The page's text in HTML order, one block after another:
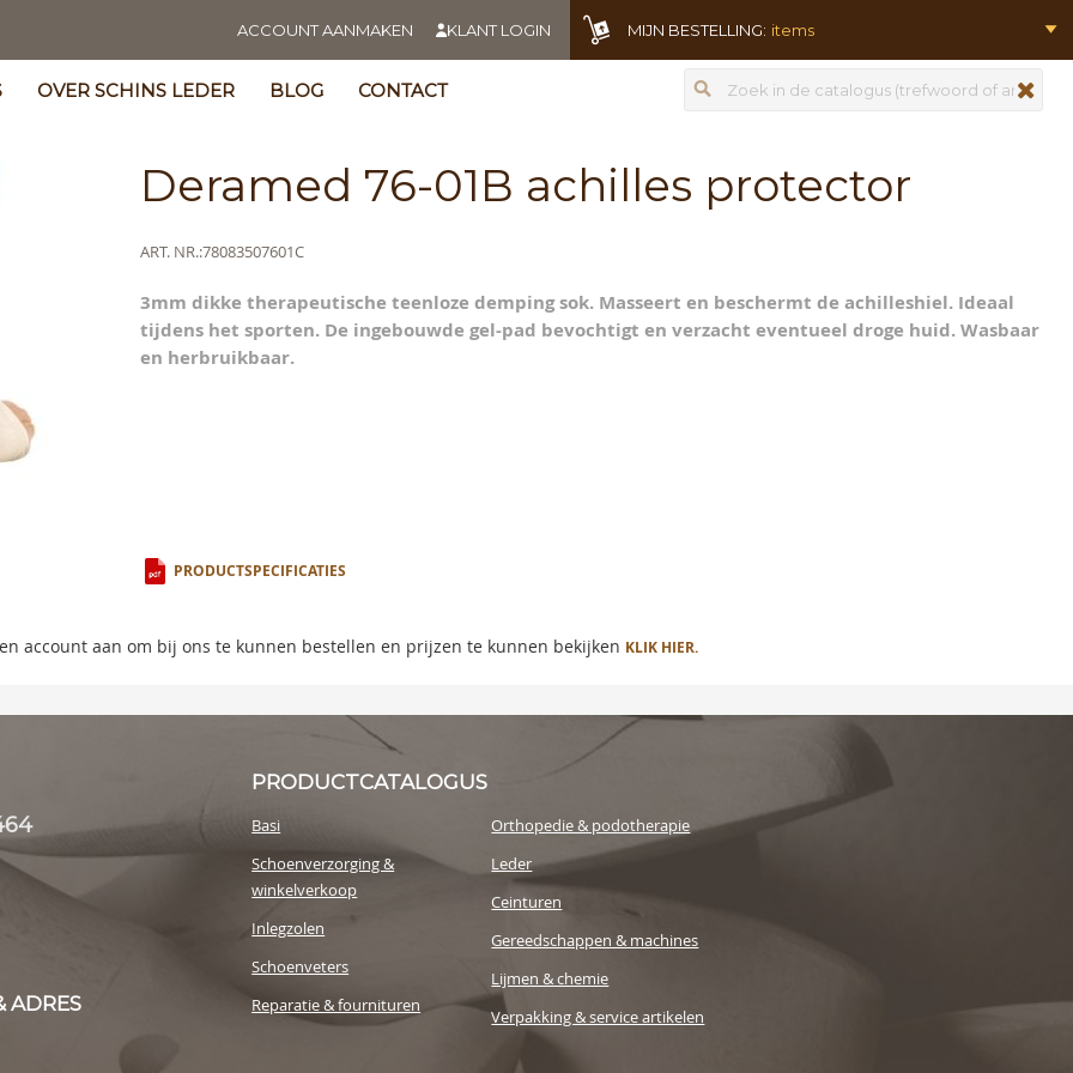
ACCOUNT AANMAKEN KLANT LOGIN MIJN BESTELLING: items
OVER SCHINS LEDER BLOG CONTACT Zoeken
Deramed 76-01B achilles protector
Meer
ART. NR.78083507601C
3mm dikke therapeutische teenloze demping sok. Masseert en beschermt de achilleshiel. Ideaal
tijdens het sporten. De ingebouwde gel-pad bevochtigt en verzacht eventueel droge huid. Wasbaar
en herbruikbaar.
PRODUCTSPECIFICATIES
account aan om bij ons te kunnen bestellen en prijzen te kunnen bekijken KLIK HIER.
ADRES
PRODUCTCATALOGUS
Basi
Schoenverzorging &
winkelverkoop
Inlegzolen
Schoenveters
Reparatie & fournituren
Orthopedie & podotherapie
Leder
Ceinturen
Gereedschappen & machines
Lijmen & chemie
Verpakking & service artikelen